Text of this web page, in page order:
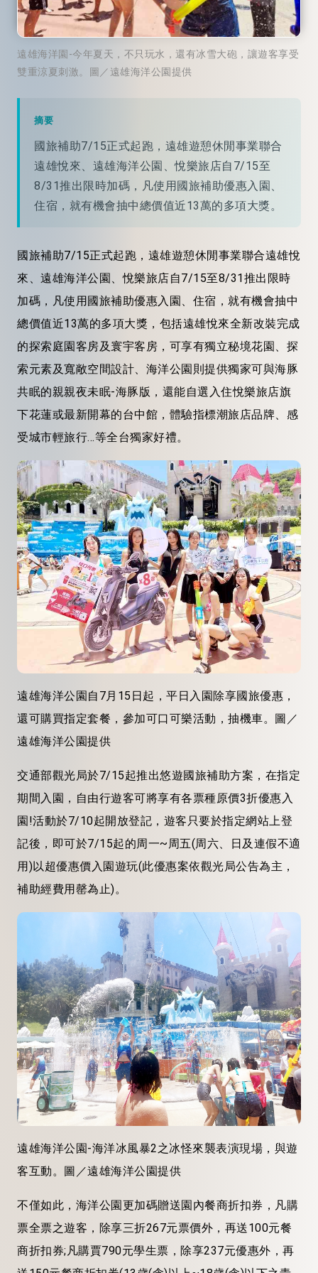
遠雄海洋園-今年夏天，不只玩水，還有冰雪大砲，讓遊客享受
雙重涼夏刺激。圖／遠雄海洋公園提供
摘要
國旅補助7/15正式起跑，遠雄遊憩休閒事業聯合
遠雄悅來、遠雄海洋公園、悅樂旅店自7/15至
8/31推出限時加碼，凡使用國旅補助優惠入園、
住宿，就有機會抽中總價值近13萬的多項大獎。
國旅補助7/15正式起跑，遠雄遊憩休閒事業聯合遠雄悅
來、遠雄海洋公園、悅樂旅店自7/15至8/31推出限時
加碼，凡使用國旅補助優惠入園、住宿，就有機會抽中
總價值近13萬的多項大獎，包括遠雄悅來全新改裝完成
的探索庭園客房及寰宇客房，可享有獨立秘境花園、探
索元素及寬敞空間設計、海洋公園則提供獨家可與海豚
共眠的親親夜未眠-海豚版，還能自選入住悅樂旅店旗
下花蓮或最新開幕的台中館，體驗指標潮旅店品牌、感
受城市輕旅行...等全台獨家好禮。
遠雄海洋公園自7月15日起，平日入園除享國旅優惠，
還可購買指定套餐，參加可口可樂活動，抽機車。圖／
遠雄海洋公園提供
交通部觀光局於7/15起推出悠遊國旅補助方案，在指定
期間入園，自由行遊客可將享有各票種原價3折優惠入
園!活動於7/10起開放登記，遊客只要於指定網站上登
記後，即可於7/15起的周一~周五(周六、日及連假不適
用)以超優惠價入園遊玩(此優惠案依觀光局公告為主，
補助經費用罄為止)。
遠雄海洋公園-海洋冰風暴2之冰怪來襲表演現場，與遊
客互動。圖／遠雄海洋公園提供
不僅如此，海洋公園更加碼贈送園內餐商折扣券，凡購
票全票之遊客，除享三折267元票價外，再送100元餐
商折扣券;凡購賈790元學生票，除享237元優惠外，再